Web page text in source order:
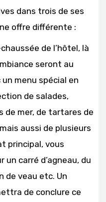
dans trois de ses
offre différente :
de l’hôtel, là
seront au
un menu spécial en
de salades,
mer, de tartares de
aussi de plusieurs
principal, vous
un carré d’agneau, du
de veau etc. Un
de conclure ce